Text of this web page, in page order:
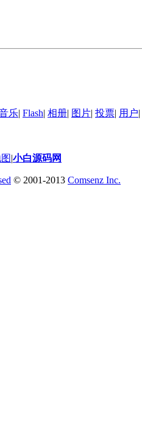
乐 Flash 相册 图片 投票 用户
小白源码网
© 2001-2013 Comsenz Inc.